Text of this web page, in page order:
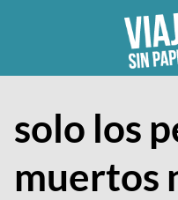
solo los
muertos